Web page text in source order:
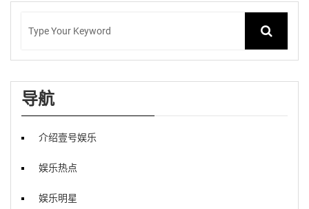
导航
介绍壹号娱乐
娱乐热点
娱乐明星